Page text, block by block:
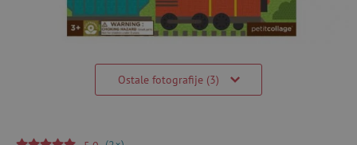
Ostale fotografije (3)